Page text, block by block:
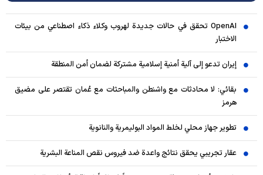
OpenAI تحقق في حالات جديدة لهروب وكلاء ذكاء اصطناعي من بيئات
الاختبار
إيران تدعو إلى آلية أمنية إسلامية مشتركة لضمان أمن المنطقة
بقائي: لا محادثات مع واشنطن والمباحثات مع عُمان تقتصر على مضيق
هرمز
تطوير جهاز محلي لخلط المواد البوليمرية والنانوية
عقار تجريبي يحقق نتائج واعدة ضد فيروس نقص المناعة البشرية